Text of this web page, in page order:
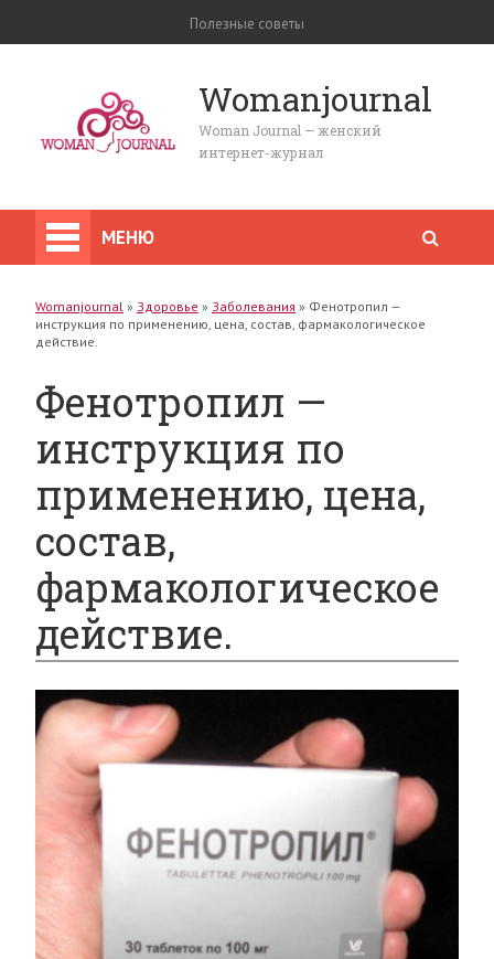
Полезные советы
Womanjournal
Woman Journal — женский
интернет-журнал
МЕНЮ
Womanjournal » Здоровье » Заболевания » Фенотропил —
инструкция по применению, цена, состав, фармакологическое
действие.
Фенотропил —
инструкция по
применению, цена,
состав,
фармакологическое
действие.